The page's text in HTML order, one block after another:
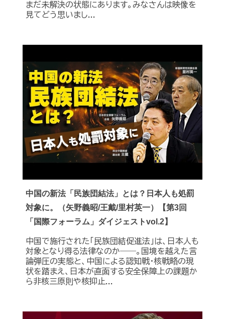
まだ未解決の状態にあります。みなさんは映像を
見てどう思いまし...
中国の新法「民族団結法」とは？日本人も処罰
対象に。（矢野義昭/王戴/里村英一）【第3回
「国際フォーラム」ダイジェストvol.2】
中国で施行された「民族団結促進法」は、日本人も
対象となり得る法律なのか――。国境を越えた言
論弾圧の実態と、中国による認知戦・核戦略の現
状を踏まえ、日本が直面する安全保障上の課題か
ら非核三原則や核抑止...